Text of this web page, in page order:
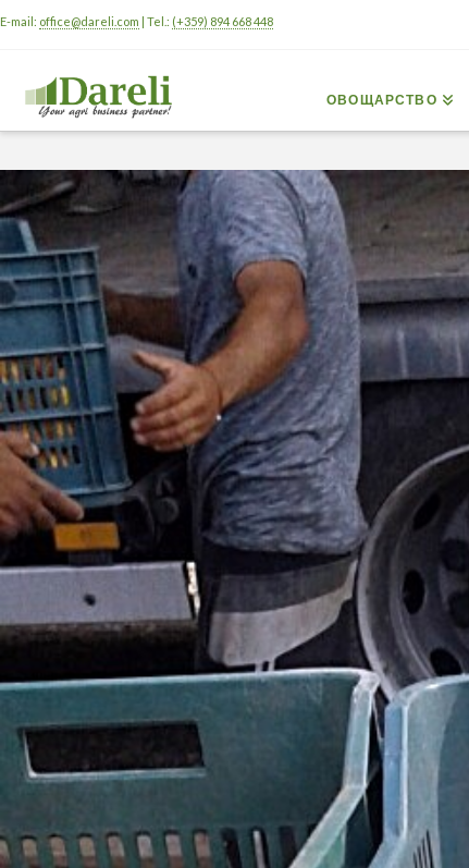
E-mail: office@dareli.com | Tel.: (+359) 894 668 448
ОВОЩАРСТВО